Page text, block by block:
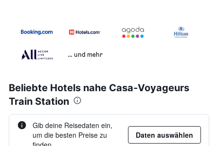
… und mehr
Beliebte Hotels nahe Casa-Voyageurs
Train Station
Gib deine Reisedaten ein,
um die besten Preise zu
Daten auswählen